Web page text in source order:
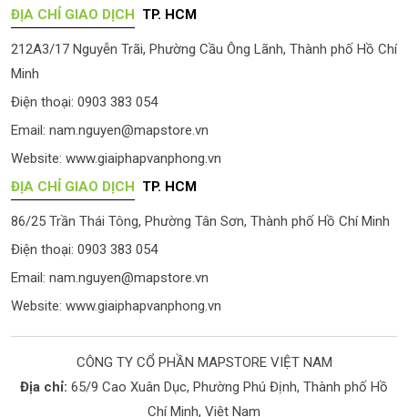
ĐỊA CHỈ GIAO DỊCH TP. HCM
212A3/17 Nguyễn Trãi, Phường Cầu Ông Lãnh, Thành phố Hồ Chí
Minh
Điện thoại: 0903 383 054
Email: nam.nguyen@mapstore.vn
Website: www.giaiphapvanphong.vn
ĐỊA CHỈ GIAO DỊCH TP. HCM
86/25 Trần Thái Tông, Phường Tân Sơn, Thành phố Hồ Chí Minh
Điện thoại: 0903 383 054
Email: nam.nguyen@mapstore.vn
Website: www.giaiphapvanphong.vn
CÔNG TY CỔ PHẦN MAPSTORE VIỆT NAM
Địa chỉ: 65/9 Cao Xuân Dục, Phường Phú Định, Thành phố Hồ
Chí Minh, Việt Nam